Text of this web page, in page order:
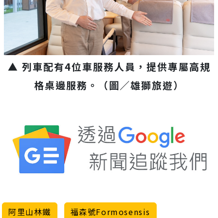
▲ 列車配有4位車服務人員，提供專屬高規
格桌邊服務。（圖／雄獅旅遊）
阿里山林鐵
福森號Formosensis